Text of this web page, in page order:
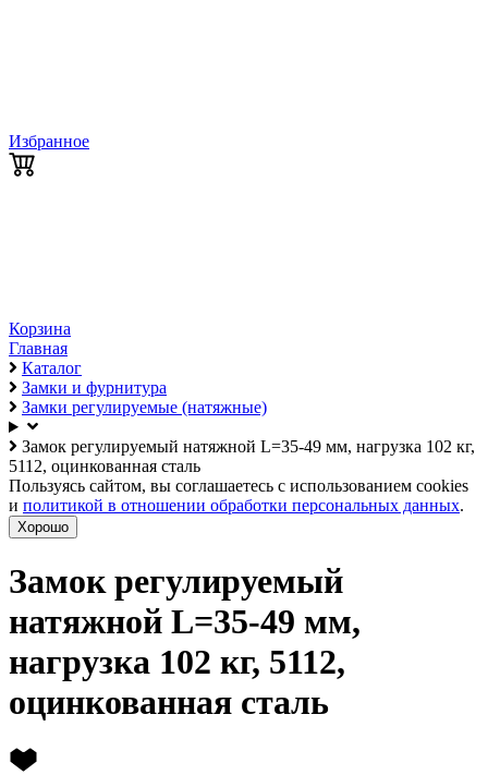
Избранное
Корзина
Главная
Каталог
Замки и фурнитура
Замки регулируемые (натяжные)
Замок регулируемый натяжной L=35-49 мм, нагрузка 102 кг,
5112, оцинкованная сталь
Пользуясь сайтом, вы соглашаетесь с использованием cookies
и политикой в отношении обработки персональных данных.
Хорошо
Замок регулируемый
натяжной L=35-49 мм,
нагрузка 102 кг, 5112,
оцинкованная сталь